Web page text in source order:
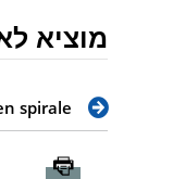
מוציא
spirale